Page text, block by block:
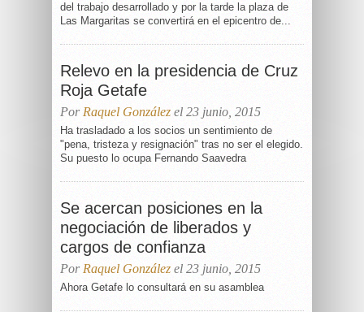
del trabajo desarrollado y por la tarde la plaza de
Las Margaritas se convertirá en el epicentro de...
Relevo en la presidencia de Cruz
Roja Getafe
Por Raquel González el 23 junio, 2015
Ha trasladado a los socios un sentimiento de
"pena, tristeza y resignación" tras no ser el elegido.
Su puesto lo ocupa Fernando Saavedra
Se acercan posiciones en la
negociación de liberados y
cargos de confianza
Por Raquel González el 23 junio, 2015
Ahora Getafe lo consultará en su asamblea